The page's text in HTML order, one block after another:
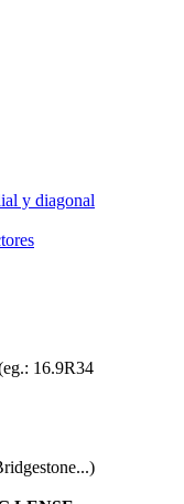
y diagonal
16.9R34